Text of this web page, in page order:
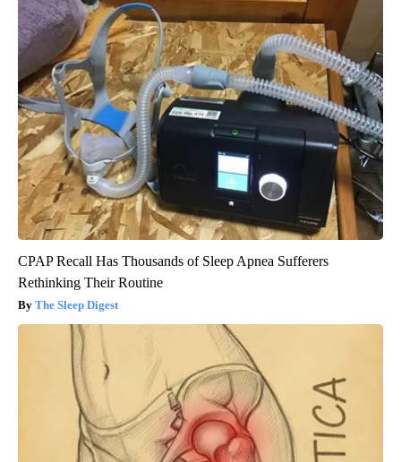
CPAP Recall Has Thousands of Sleep Apnea Sufferers
Rethinking Their Routine
The Sleep Digest